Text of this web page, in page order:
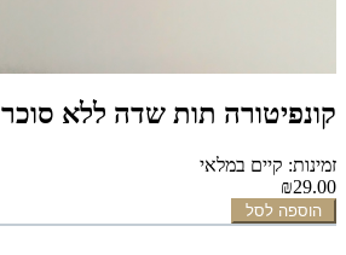
קונפיטורה תות שדה ללא סוכר 400 גרם
זמינות: קיים במלאי
₪29.00
הוספה לסל